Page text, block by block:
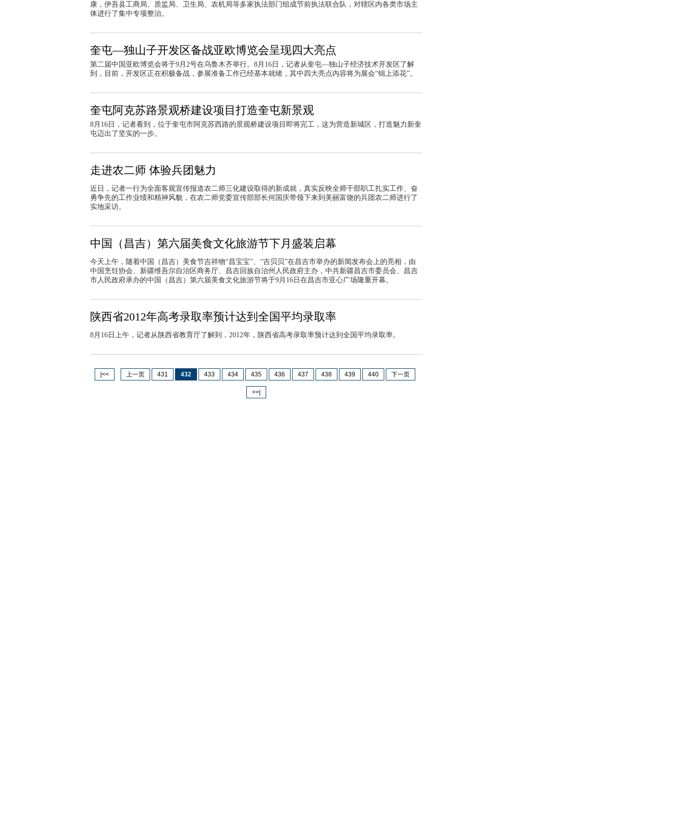
康，伊吾县工商局、质监局、卫生局、农机局等多家执法部门组成节前执法联合队，对辖区内各类市场主
体进行了集中专项整治。
奎屯—独山子开发区备战亚欧博览会呈现四大亮点
第二届中国亚欧博览会将于9月2号在乌鲁木齐举行。8月16日，记者从奎屯—独山子经济技术开发区了解
到，目前，开发区正在积极备战，参展准备工作已经基本就绪，其中四大亮点内容将为展会“锦上添花”。
奎屯阿克苏路景观桥建设项目打造奎屯新景观
8月16日，记者看到，位于奎屯市阿克苏西路的景观桥建设项目即将完工，这为营造新城区，打造魅力新奎
屯迈出了坚实的一步。
走进农二师 体验兵团魅力
近日，记者一行为全面客观宣传报道农二师三化建设取得的新成就，真实反映全师干部职工扎实工作、奋
勇争先的工作业绩和精神风貌，在农二师党委宣传部部长何国庆带领下来到美丽富饶的兵团农二师进行了
实地采访。
中国（昌吉）第六届美食文化旅游节下月盛装启幕
今天上午， 随着中国（昌吉）美食节吉祥物“昌宝宝”、“吉贝贝”在昌吉市举办的新闻发布会上的亮相，由
中国烹饪协会、新疆维吾尔自治区商务厅、昌吉回族自治州人民政府主办，中共新疆昌吉市委员会、昌吉
市人民政府承办的中国（昌吉）第六届美食文化旅游节将于9月 16 日 在昌吉市亚心广场隆重开幕。
陕西省2012年高考录取率预计达到全国平均录取率
8月16日上午，记者从陕西省教育厅了解到，2012年，陕西省高考录取率预计达到全国平均录取率。
|<< 上一页 431 432 433 434 435 436 437 438 439 440 下一页
>>|